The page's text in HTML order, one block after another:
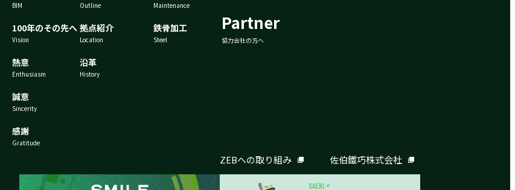
BIM
100年のその先へ
Vision
熱意
Enthusiasm
誠意
Sincerity
感謝
Gratitude
Outline
拠点紹介
Location
沿革
History
Maintenance
鉄骨加工
Steel
Partner
協力会社の方へ
ZEBへの取り組み 佐伯鐵巧株式会社